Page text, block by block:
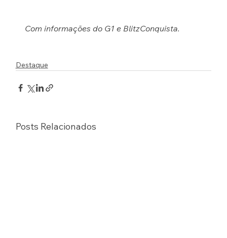
Com informações do G1 e BlitzConquista.
Destaque
Posts Relacionados